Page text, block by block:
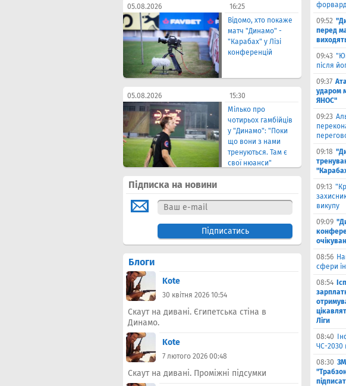
05.08.2026
16:25
Відомо, хто покаже
матч "Динамо" -
"Карабах" у Лізі
конференцій
05.08.2026
15:30
Мілько про
чотирьох гамбійців
у "Динамо": "Поки
що вони з нами
тренуються. Там є
свої нюанси"
Підписка на новини
Блоги
Kote
30 квітня 2026 10:54
Скаут на дивані. Єгипетська стіна в
Динамо.
Kote
7 лютого 2026 00:48
Скаут на дивані. Проміжні підсумки
09:52
перед
09:43
після
09:37
ударом
ЯНОС"
09:23
09:18
09:13
викупу
09:09
08:56
сфери
08:54
Ліги
08:40
ЧС-2030
08:30